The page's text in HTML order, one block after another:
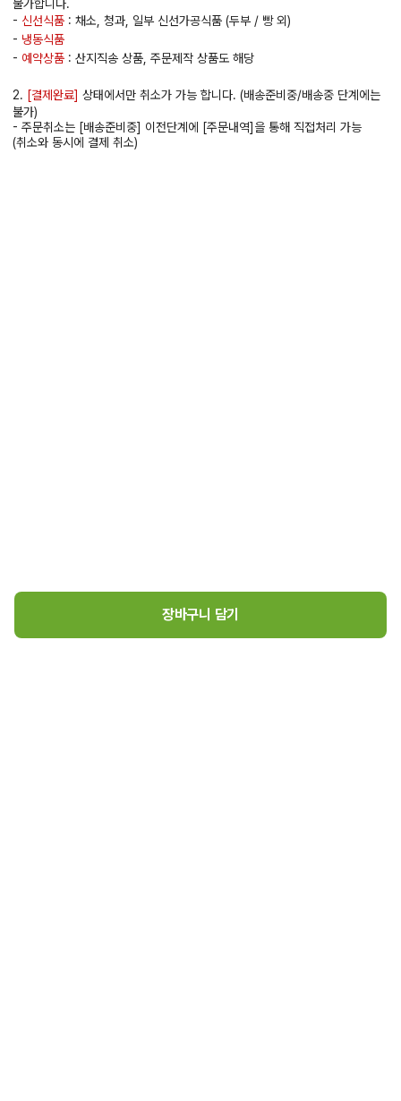
불가합니다.
- 신선식품 : 채소, 청과, 일부 신선가공식품 (두부 / 빵 외)
- 냉동식품
- 예약상품 : 산지직송 상품, 주문제작 상품도 해당
2. [결제완료] 상태에서만 취소가 가능 합니다. (배송준비중/배송중 단계에는
불가)
- 주문취소는 [배송준비중] 이전단계에 [주문내역]을 통해 직접처리 가능
(취소와 동시에 결제 취소)
장바구니 담기